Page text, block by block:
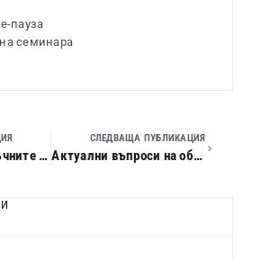
пауза
семинара
Промените в данъчните закони за 2013 г. Счетоводно приключване и данъчно облагане на 2012 г. Данъчни ревизии и проверки
СЛЕДВАЩА ПУБЛИКАЦИЯ
Актуални въпроси на облигационното право